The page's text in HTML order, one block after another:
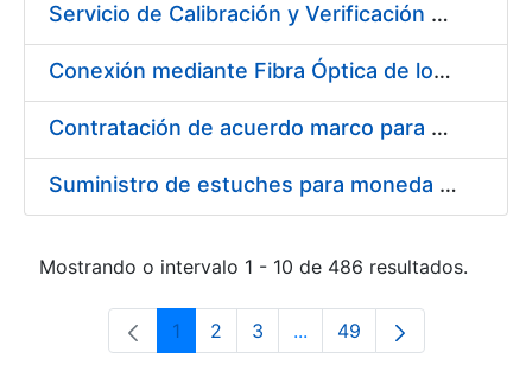
Servicio de Calibración y Verificación Externa de los Equipos de Medición del Servicio de Prevención de la FNMT-RCM
Conexión mediante Fibra Óptica de los Centros de Proceso de Datos (CPDs) de las sedes de la FNMT-RCM de Burgos y Madrid
Contratación de acuerdo marco para el Suministro de Material de Electricidad para la Fábrica Nacional de Moneda y Timbre-Real Casa de la Moneda en su centro de trabajo de Burgos
Suministro de estuches para moneda de 30 €
Mostrando o intervalo 1 - 10 de 486 resultados.
Páxina
1 Páxina
2 Páxina
3 ...Páxinas intermedias Use
Páxina
49